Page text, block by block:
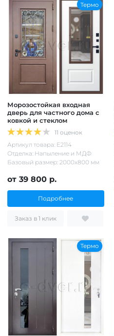
Термо
Морозостойкая входная
дверь для частного дома с
ковкой и стеклом
11 оценок
Артикул товара: Е2114
Отделка: Напыление и МДФ
Базовый размер: 2000х800 мм
от 39 800 р.
Подробнее
Заказ в 1 клик
Термо